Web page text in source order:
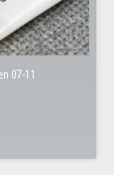
07-11